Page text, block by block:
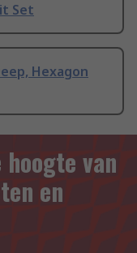
Set
Hexagon
van
en